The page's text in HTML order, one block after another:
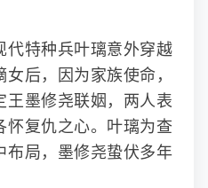
代特种兵叶璃意外穿越
后，因为家族使命，
王墨修尧联姻，两人表
怀复仇之心。叶璃为查
布局，墨修尧蛰伏多年